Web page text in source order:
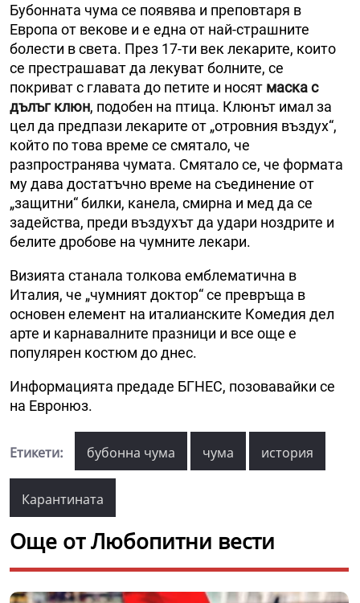
Бубонната чума се появява и преповтаря в
Европа от векове и е една от най-страшните
болести в света. През 17-ти век лекарите, които
се престрашават да лекуват болните, се
покриват с главата до петите и носят маска с
дълъг клюн, подобен на птица. Клюнът имал за
цел да предпази лекарите от „отровния въздух“,
който по това време се смятало, че
разпространява чумата. Смятало се, че формата
му дава достатъчно време на съединение от
„защитни“ билки, канела, смирна и мед да се
задейства, преди въздухът да удари ноздрите и
белите дробове на чумните лекари.
Визията станала толкова емблематична в
Италия, че „чумният доктор“ се превръща в
основен елемент на италианските Комедия дел
арте и карнавалните празници и все още е
популярен костюм до днес.
Информацията предаде БГНЕС, позовавайки се
на Евронюз.
Етикети: бубонна чума чума история
Карантината
Още от Любопитни вести